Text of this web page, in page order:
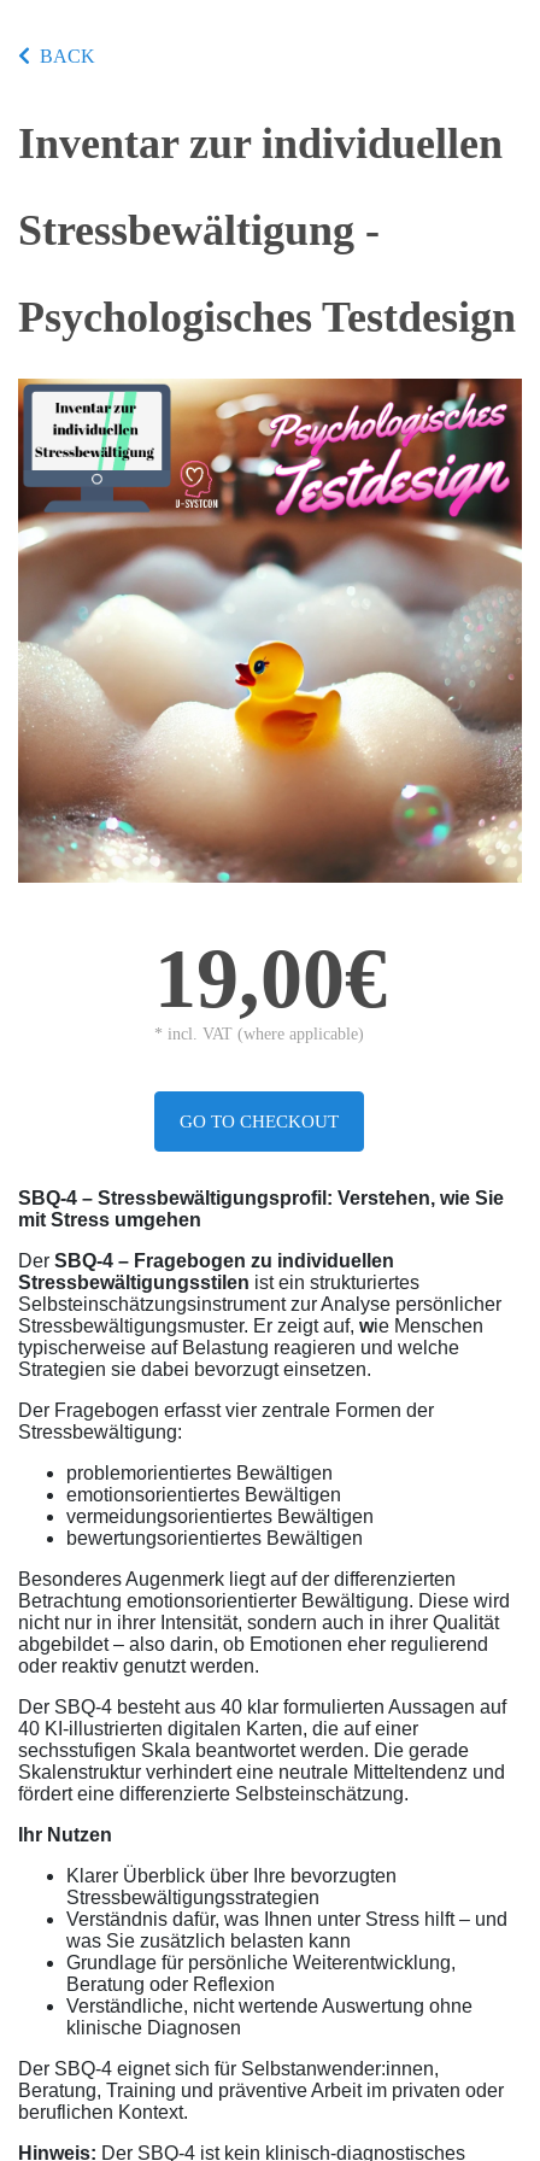
BACK
Inventar zur individuellen
Stressbewältigung -
Psychologisches Testdesign
19,00€
* incl. VAT (where applicable)
GO TO CHECKOUT
SBQ-4 – Stressbewältigungsprofil: Verstehen, wie Sie
mit Stress umgehen
Der SBQ-4 – Fragebogen zu individuellen
Stressbewältigungsstilen ist ein strukturiertes
Selbsteinschätzungsinstrument zur Analyse persönlicher
Stressbewältigungsmuster. Er zeigt auf, wie Menschen
typischerweise auf Belastung reagieren und welche
Strategien sie dabei bevorzugt einsetzen.
Der Fragebogen erfasst vier zentrale Formen der
Stressbewältigung:
problemorientiertes Bewältigen
emotionsorientiertes Bewältigen
vermeidungsorientiertes Bewältigen
bewertungsorientiertes Bewältigen
Besonderes Augenmerk liegt auf der differenzierten
Betrachtung emotionsorientierter Bewältigung. Diese wird
nicht nur in ihrer Intensität, sondern auch in ihrer Qualität
abgebildet – also darin, ob Emotionen eher regulierend
oder reaktiv genutzt werden.
Der SBQ-4 besteht aus 40 klar formulierten Aussagen auf
40 KI-illustrierten digitalen Karten, die auf einer
sechsstufigen Skala beantwortet werden. Die gerade
Skalenstruktur verhindert eine neutrale Mitteltendenz und
fördert eine differenzierte Selbsteinschätzung.
Ihr Nutzen
Klarer Überblick über Ihre bevorzugten
Stressbewältigungsstrategien
Verständnis dafür, was Ihnen unter Stress hilft – und
was Sie zusätzlich belasten kann
Grundlage für persönliche Weiterentwicklung,
Beratung oder Reflexion
Verständliche, nicht wertende Auswertung ohne
klinische Diagnosen
Der SBQ-4 eignet sich für Selbstanwender:innen,
Beratung, Training und präventive Arbeit im privaten oder
beruflichen Kontext.
Hinweis: Der SBQ-4 ist kein klinisch-diagnostisches